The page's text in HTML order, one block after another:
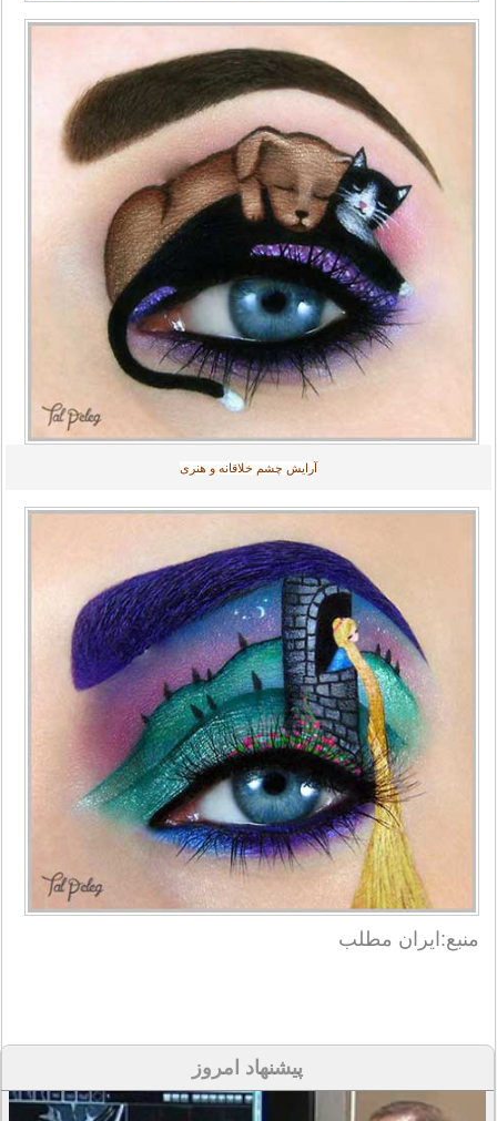
آرایش چشم خلاقانه و هنری
منبع:ایران مطلب
پیشنهاد امروز